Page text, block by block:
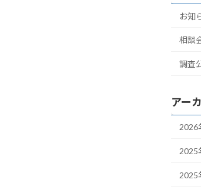
お知
相談
調査
アー
2026
2025
2025